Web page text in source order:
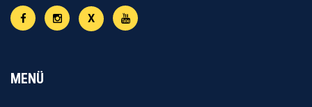
X
MENÜ